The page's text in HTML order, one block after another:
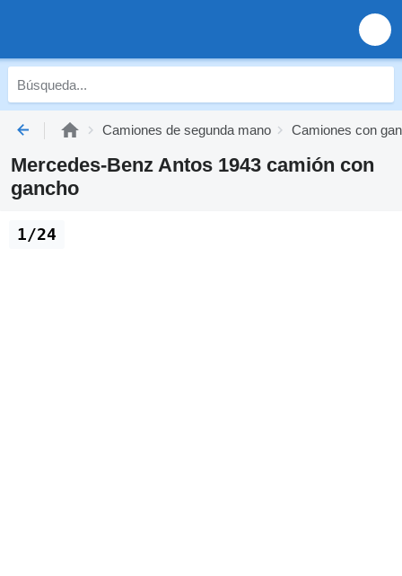
Camiones de segunda mano Camiones con
Mercedes-Benz Antos 1943 camión con
gancho
1/24